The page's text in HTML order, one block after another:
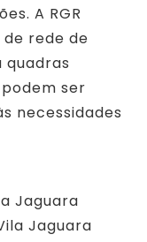
A RGR
rede de
ser
necessidades
Jaguara
Jaguara